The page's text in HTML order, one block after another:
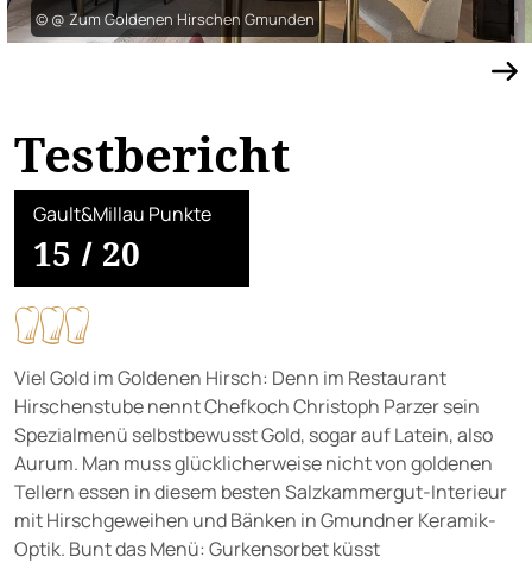
© @ Zum Goldenen Hirschen Gmunden
Testbericht
Gault&Millau Punkte
15 / 20
Viel Gold im Goldenen Hirsch: Denn im Restaurant
Hirschenstube nennt Chefkoch Christoph Parzer sein
Spezialmenü selbstbewusst Gold, sogar auf Latein, also
Aurum. Man muss glücklicherweise nicht von goldenen
Tellern essen in diesem besten Salzkammergut-Interieur
mit Hirschgeweihen und Bänken in Gmundner Keramik-
Optik. Bunt das Menü: Gurkensorbet küsst